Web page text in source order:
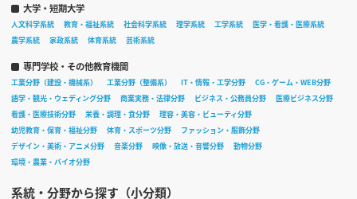
大学・短期大学
人文科学系統 教育・福祉系統 社会科学系統 理学系統 工学系統
医学・看護・医療系統
農学系統
家政系統 体育系統 芸術系統
専門学校・その他教育機関
工業分野（建設・機械系） 工業分野（整備系） IT・情報・工学分野
CG・ゲーム・WEB分野
語学・観光・ウェディング分野
商業実務・法律分野 ビジネス・公務員分野
医療ビジネス分野
看護・医療技術分野
栄養・調理・食分野
理容・美容・ビューティ分野
幼児教育・保育・福祉分野
体育・スポーツ分野
ファッション・服飾分野
デザイン・美術・アニメ分野
音楽分野 映像・放送・音響分野
動物分野
環境・農業・バイオ分野
系統・分野から探す（小分類）